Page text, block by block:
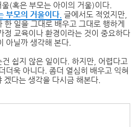
(혹은 부모는 아이의 거울)이다.
모의 거울이다. 글에서도 적었지만,
한 일을 그대로 배우고 그대로 행하게
정 교육이나 환경이라는 것이 중요하다
아닐까 생각해 본다.
쉽지 않은 일이다. 하지만, 어렵다고
더욱 아니다. 좀더 열심히 배우고 익혀
겠다는 생각을 다시금 해본다.